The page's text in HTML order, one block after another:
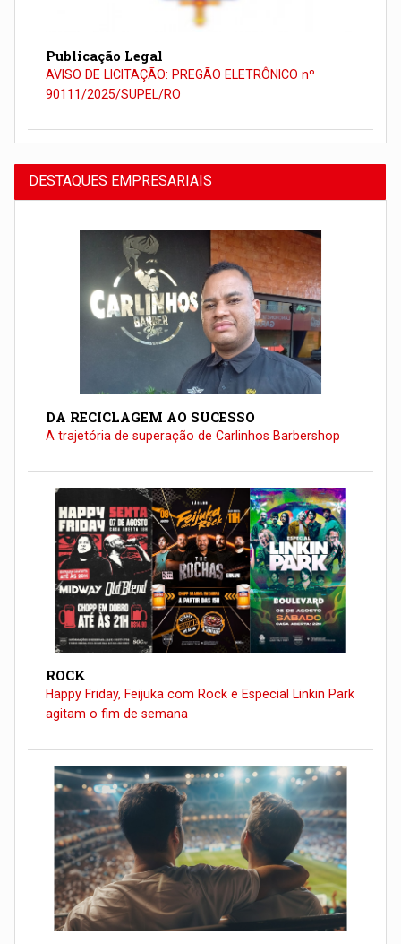
Publicação Legal
AVISO DE LICITAÇÃO: PREGÃO ELETRÔNICO nº
90111/2025/SUPEL/RO
DESTAQUES EMPRESARIAIS
DA RECICLAGEM AO SUCESSO
A trajetória de superação de Carlinhos Barbershop
ROCK
Happy Friday, Feijuka com Rock e Especial Linkin Park
agitam o fim de semana